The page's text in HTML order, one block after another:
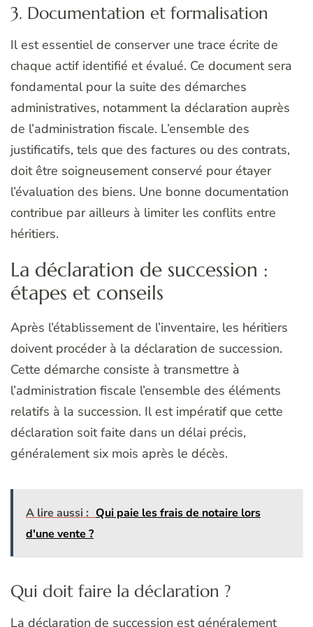
3. Documentation et formalisation
Il est essentiel de conserver une trace écrite de
chaque actif identifié et évalué. Ce document sera
fondamental pour la suite des démarches
administratives, notamment la déclaration auprès
de l’administration fiscale. L’ensemble des
justificatifs, tels que des factures ou des contrats,
doit être soigneusement conservé pour étayer
l’évaluation des biens. Une bonne documentation
contribue par ailleurs à limiter les conflits entre
héritiers.
La déclaration de succession :
étapes et conseils
Après l’établissement de l’inventaire, les héritiers
doivent procéder à la déclaration de succession.
Cette démarche consiste à transmettre à
l’administration fiscale l’ensemble des éléments
relatifs à la succession. Il est impératif que cette
déclaration soit faite dans un délai précis,
généralement six mois après le décès.
A lire aussi : Qui paie les frais de notaire lors
d'une vente ?
Qui doit faire la déclaration ?
La déclaration de succession est généralement